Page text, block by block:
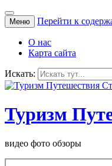
Меню Перейти к
О нас
Карта сайта
Искать:
Туризм
видео фото обзоры